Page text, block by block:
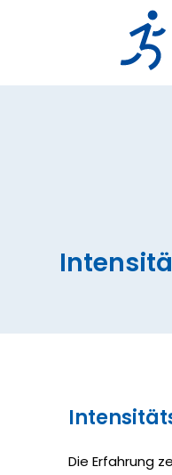
Die Erfahrung